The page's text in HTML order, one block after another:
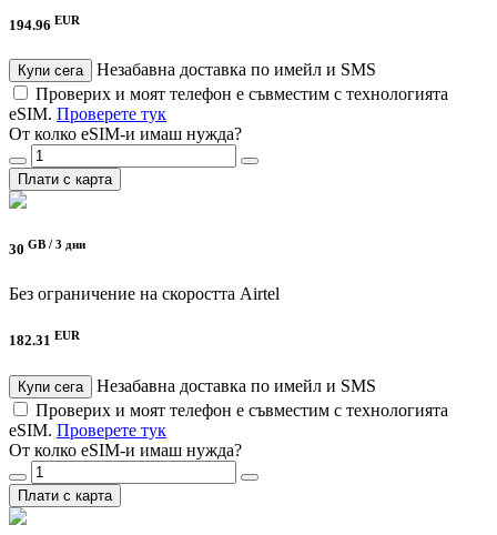
194.96 EUR
Купи сега
Незабавна доставка по имейл и SMS
Проверих и моят телефон е съвместим с технологията
eSIM. Проверете тук
От колко eSIM-и имаш нужда?
Плати с карта
30 GB / 3 дни
Без ограничение на скоростта Airtel
182.31 EUR
Купи сега
Незабавна доставка по имейл и SMS
Проверих и моят телефон е съвместим с технологията
eSIM. Проверете тук
От колко eSIM-и имаш нужда?
Плати с карта